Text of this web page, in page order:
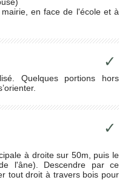
en face de l'école et à
✓
Quelques portions hors
✓
à droite sur 50m, puis le
l'âne). Descendre par ce
tout droit à travers bois pour